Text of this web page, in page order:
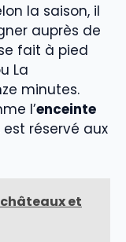
la saison, il
auprès de
fait à pied
La
minutes.
l’enceinte
réservé aux
châteaux et